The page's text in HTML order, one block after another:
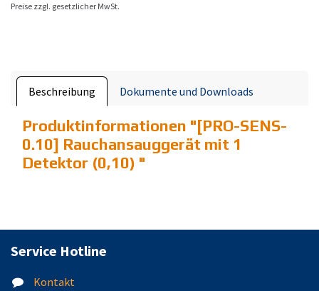
Preise zzgl. gesetzlicher MwSt.
Beschreibung Dokumente und Downloads
Produktinformationen "[PRO-SENS-
0.10] Rauchansauggerät mit 1
Detektor (0,10) "
Service Hotline
Kontakt